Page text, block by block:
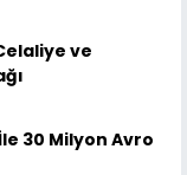
ve
İle 30 Milyon Avro